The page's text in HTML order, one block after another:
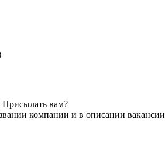
Присылать вам?
компании и в описании вакансии